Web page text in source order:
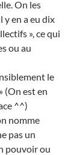
On les
y en a eu dix
», ce qui
ou au
le
» (On est en
^^)
nomme
pas un
pouvoir ou